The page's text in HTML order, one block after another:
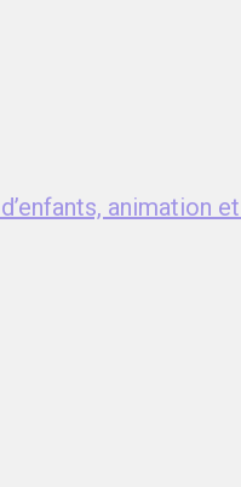
animation